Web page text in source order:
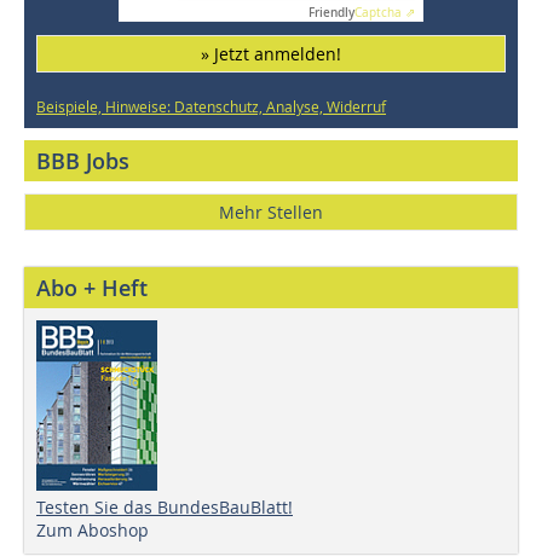
FriendlyCaptcha ⇗
» Jetzt anmelden!
Beispiele, Hinweise: Datenschutz, Analyse, Widerruf
BBB Jobs
Mehr Stellen
Abo + Heft
Testen Sie das BundesBauBlatt!
Zum Aboshop